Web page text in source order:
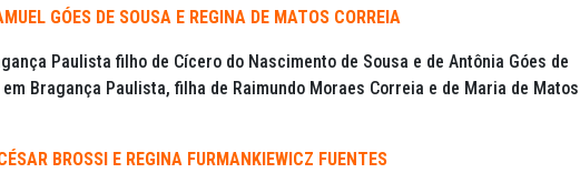
GÓES DE SOUSA E REGINA DE MATOS CORREIA
Paulista filho de Cícero do Nascimento de Sousa e de Antônia Góes de
Bragança Paulista, filha de Raimundo Moraes Correia e de Maria de Matos
BROSSI E REGINA FURMANKIEWICZ FUENTES